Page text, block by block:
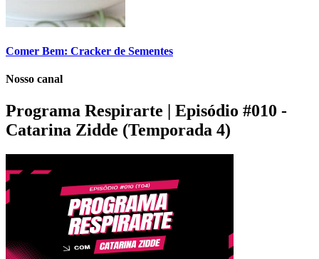
Comer Bem: Cracker de Sementes
Nosso canal
Programa Respirarte | Episódio #010 -
Catarina Zidde (Temporada 4)